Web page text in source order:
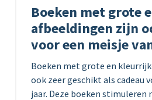
Boeken met grote
afbeeldingen zijn
voor een meisje
Boeken met grote en
ook zeer geschikt als cadeau
jaar. Deze boeken stimuleren